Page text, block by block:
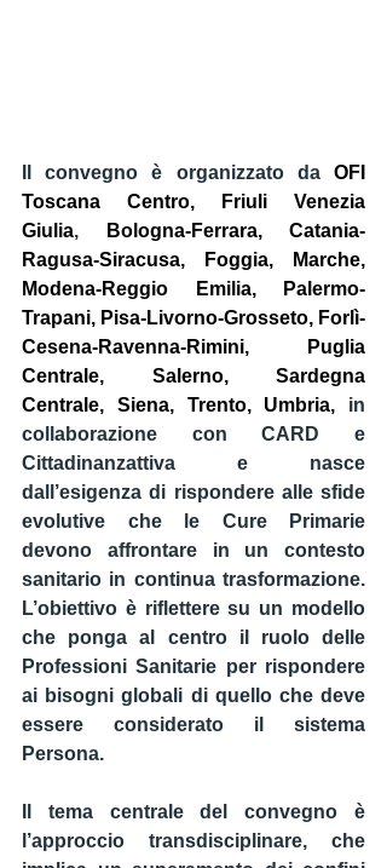
Il convegno è organizzato da OFI
Toscana Centro,
Friuli Venezia
Giulia,
Bologna-Ferrara, Catania-
Ragusa-Siracusa, Foggia, Marche,
Modena-Reggio Emilia, Palermo-
Trapani, Pisa-Livorno-Grosseto, Forlì-
Cesena-Ravenna-Rimini, Puglia
Centrale, Salerno, Sardegna
Centrale, Siena, Trento, Umbria, in
collaborazione con CARD
Cittadinanzattiva e nasce
dall’esigenza di rispondere alle sfide
evolutive che le Cure Primarie
devono affrontare in un contesto
sanitario in continua trasformazione.
L’obiettivo è riflettere su un modello
che ponga al centro il ruolo delle
Professioni Sanitarie per rispondere
ai bisogni globali di quello che deve
essere considerato il sistema
Persona.
Il tema centrale del convegno è
’approccio transdisciplinare, che